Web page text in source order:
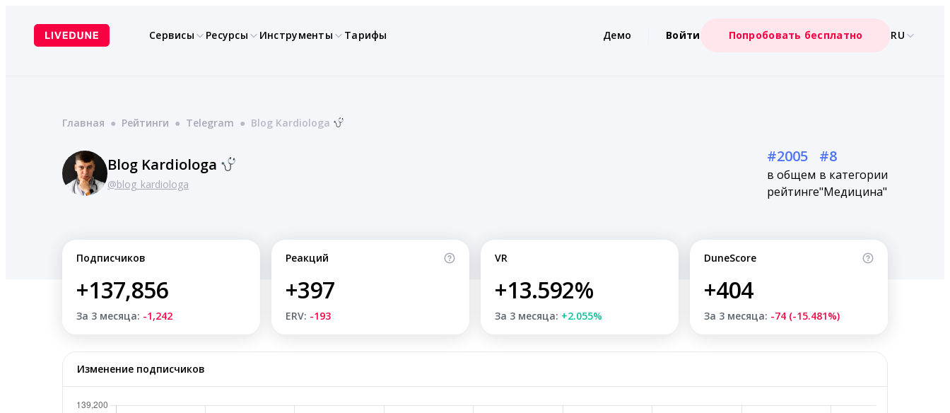
содержимому
Сервисы Ресурсы Инструменты Тарифы Демо Войти Попробовать бесплатно RU
Главная ● Рейтинги ● Telegram ● Blog Kardiologa
Blog Kardiologa
@blog_kardiologa
#2005
в общем
рейтинге
#8
в категории
"Медицина"
Подписчиков
+137,856
За 3 месяца: -1,242
Реакций
+397
ERV: -193
VR
+13.592%
За 3 месяца: +2.055%
DuneScore
+404
За 3 месяца: -74 (-15.481%)
Изменение подписчиков